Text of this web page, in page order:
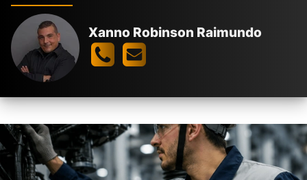
Xanno Robinson Raimundo